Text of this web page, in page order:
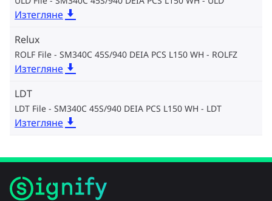
Изтегляне
Relux
ROLF File - SM340C 45S/940 DEIA PCS L150 WH ROLFZ
Изтегляне
LDT
LDT File - SM340C 45S/940 DEIA PCS L150 WH LDT
Изтегляне